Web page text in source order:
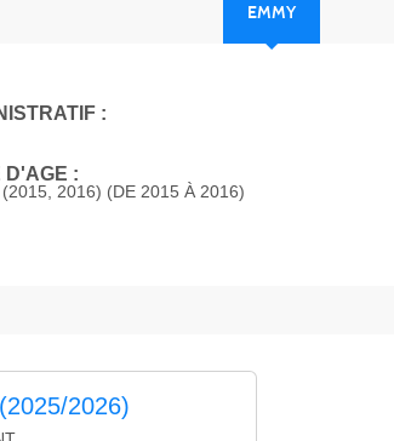
EMMY
:
D'AGE :
2016) (DE 2015 À 2016)
2026)